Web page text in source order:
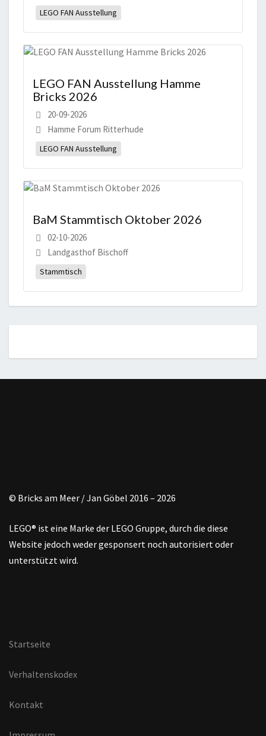
LEGO FAN Ausstellung
LEGO FAN Ausstellung Hamme
Bricks 2026
20-09-2026
Hamme Forum Ritterhude
LEGO FAN Ausstellung
BaM Stammtisch Oktober 2026
02-10-2026
Landgasthof Bischoff
Stammtisch
© Bricks am Meer / Jan Göbel 2016 – 2026
LEGO® ist eine Marke der LEGO Gruppe, durch die diese
Website jedoch weder gesponsert noch autorisiert oder
unterstützt wird.
Startseite
Verhaltenskodex
Kontakt